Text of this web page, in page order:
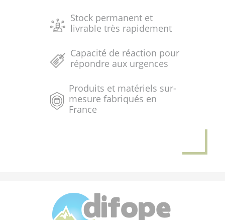
Stock permanent et
livrable très rapidement
Capacité de réaction pour
répondre aux urgences
Produits et matériels sur-
mesure fabriqués en
France